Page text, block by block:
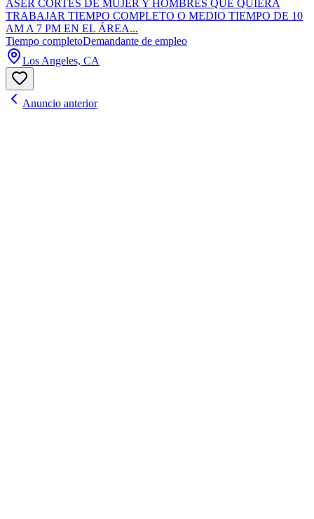
ASER CORTES DE MUJER Y HOMBRES QUE QUIERA
TRABAJAR TIEMPO COMPLETO O MEDIO TIEMPO DE 10
AM A 7 PM EN EL ÁREA...
Tiempo completoDemandante de empleo
Los Angeles, CA
Anuncio anterior